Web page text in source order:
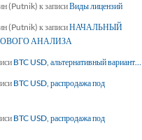
(Putnik)к записиВиды лицензий
(Putnik)к записиНАЧАЛЬНЫЙ
АНАЛИЗА
BTC USD, альтернативный вариант…
BTC USD, распродажа под
BTC USD, распродажа под